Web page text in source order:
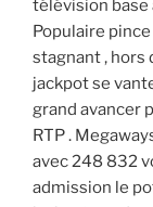
télévision base
Populaire
stagnant , hors
jackpot se
grand avancer
RTP .
avec 248 832
admission le